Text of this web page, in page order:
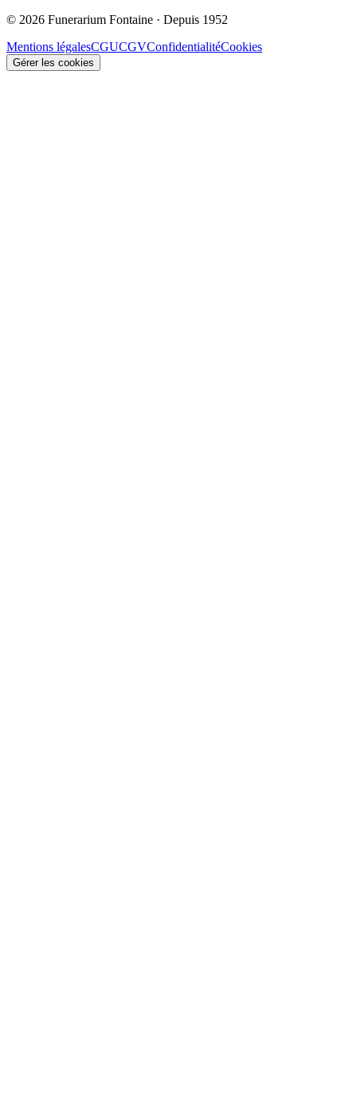
© 2026 Funerarium Fontaine · Depuis 1952
Mentions légalesCGUCGVConfidentialitéCookies
Gérer les cookies